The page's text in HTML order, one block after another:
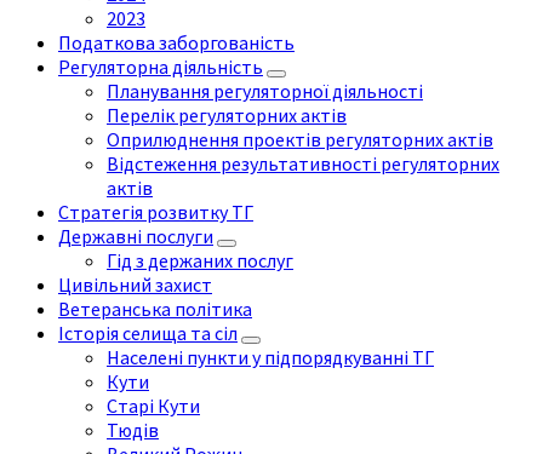
2023
Податкова заборгованість
Регуляторна діяльність
Планування регуляторної діяльності
Перелік регуляторних актів
Оприлюднення проектів регуляторних актів
Відстеження результативності регуляторних
актів
Стратегія розвитку ТГ
Державні послуги
Гід з держаних послуг
Цивільний захист
Ветеранська політика
Історія селища та сіл
Населені пункти у підпорядкуванні ТГ
Кути
Старі Кути
Тюдів